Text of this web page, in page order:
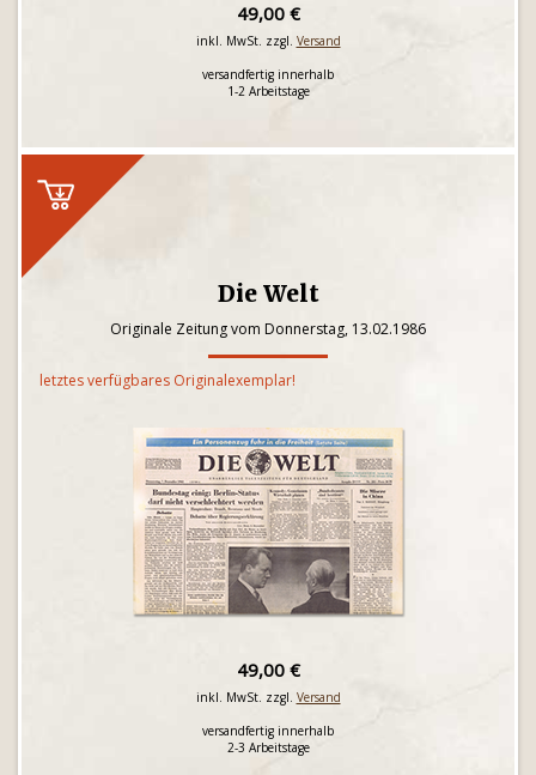
49,00 €
inkl. MwSt. zzgl. Versand
versandfertig innerhalb
1-2 Arbeitstage
Die Welt
Originale Zeitung vom Donnerstag, 13.02.1986
letztes verfügbares Originalexemplar!
49,00 €
inkl. MwSt. zzgl. Versand
versandfertig innerhalb
2-3 Arbeitstage